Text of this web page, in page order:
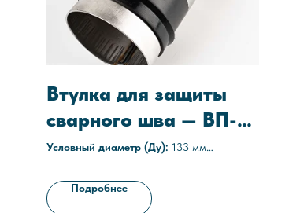
Втулка для защиты
сварного шва — ВП-М
133-14
Условный диаметр (Ду): 133 мм
Технические условия:
05608841-2012
Подробнее